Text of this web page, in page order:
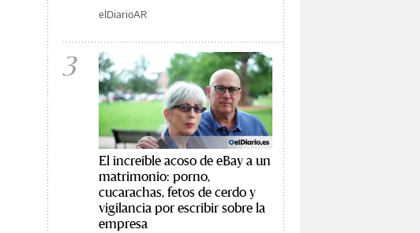
elDiarioAR
3
El increíble acoso de eBay a un
matrimonio: porno,
cucarachas, fetos de cerdo y
vigilancia por escribir sobre la
empresa